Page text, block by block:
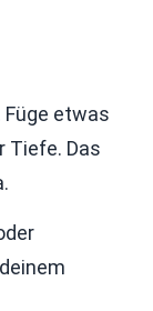
Füge etwas
Tiefe. Das